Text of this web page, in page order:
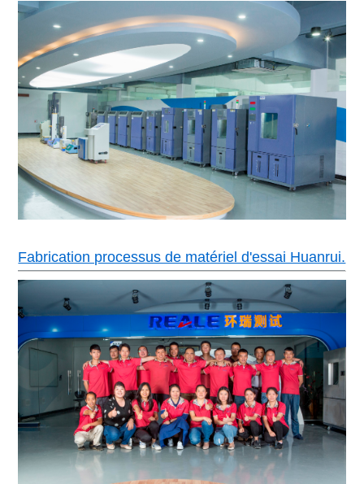
Manette
Écran LCD couleur en anglais/chinois,
de communication
Dispositifs de sécurité
Pas d'interrupteur de fil de soudure,
surchauffe et la surintensité du compresseur,
la surchauffe, protection contre les
protecteur de machine de chauffage à sec,
manque d'eau, système d'avertissement de
Puissance AC380±10% 50HZ 3 phases 4 fils + fils de
Fabrication processus de matériel d'essai Huanrui.